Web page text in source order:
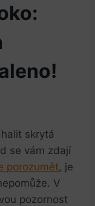
skrytá
se vám zdají
porozumět, je
V
pozornost